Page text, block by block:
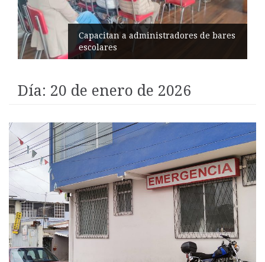
Éxito en recital de Ciudad Poética
Día: 20 de enero de 2026